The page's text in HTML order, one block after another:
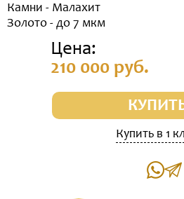
Камни - Малахит
Золото - до 7 мкм
Цена:
210 000 руб.
Купить в 1